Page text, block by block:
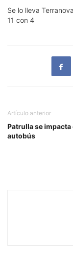
Se lo lleva
11 con 4
Artículo anterior
Patrulla se impacta
autobús